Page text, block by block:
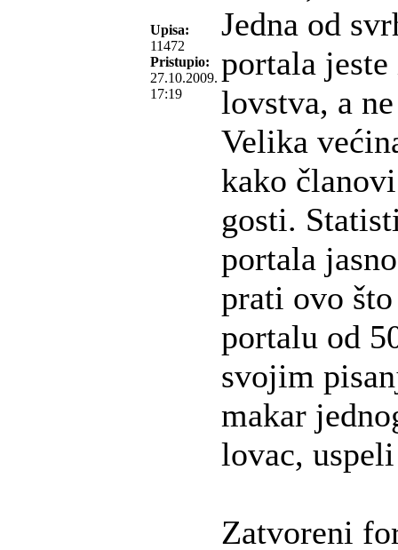
Upisa:
11472
Pristupio:
27.10.2009.
17:19
Jedna od
portala
lovstva, a
Velika
kako
gosti.
portala
prati ovo
portalu od
svojim
makar
lovac,
Zatvoreni